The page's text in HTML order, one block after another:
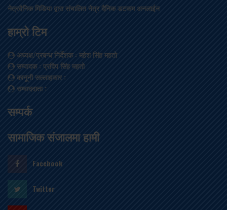
नेत्रदैनिक मिडिया द्वारा संचालित नेत्र दैनिक डटकम अनलाईन
हाम्रो टिम
अध्यक्ष/प्रबन्ध निर्देशक: महेश सिंह महतो
सम्पादक: प्रदिप सिंह महतो
कानूनी सल्लाहकार:
सम्वाददाता:
सम्पर्क
सामाजिक संजालमा हामी
Facebook
Twitter